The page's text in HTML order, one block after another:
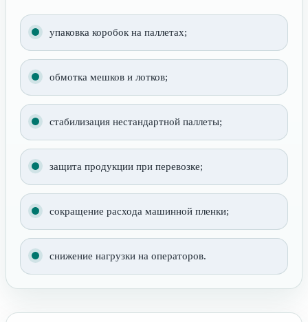
упаковка коробок на паллетах;
обмотка мешков и лотков;
стабилизация нестандартной паллеты;
защита продукции при перевозке;
сокращение расхода машинной пленки;
снижение нагрузки на операторов.